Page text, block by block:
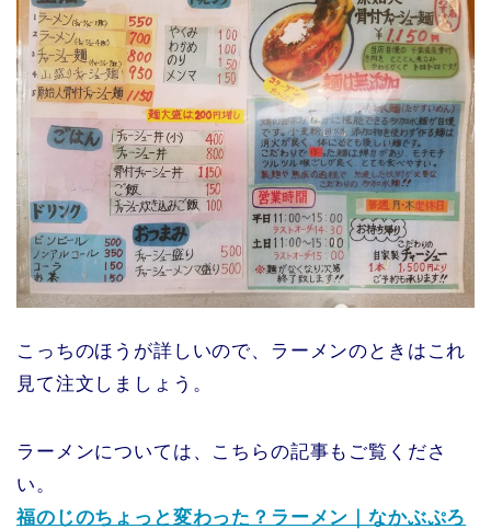
こっちのほうが詳しいので、ラーメンのときはこれ
見て注文しましょう。
ラーメンについては、こちらの記事もご覧くださ
い。
福のじのちょっと変わった？ラーメン｜なかぶぷろ